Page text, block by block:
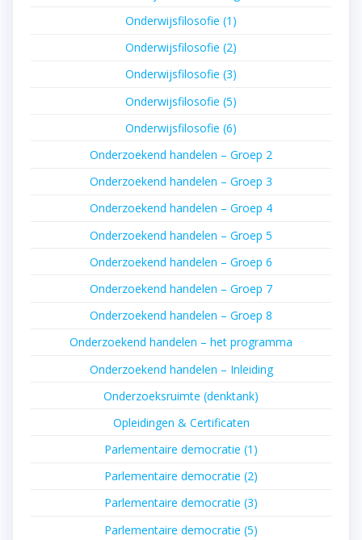
Onderwijsfilosofie (1)
Onderwijsfilosofie (2)
Onderwijsfilosofie (3)
Onderwijsfilosofie (5)
Onderwijsfilosofie (6)
Onderzoekend handelen – Groep 2
Onderzoekend handelen – Groep 3
Onderzoekend handelen – Groep 4
Onderzoekend handelen – Groep 5
Onderzoekend handelen – Groep 6
Onderzoekend handelen – Groep 7
Onderzoekend handelen – Groep 8
Onderzoekend handelen – het programma
Onderzoekend handelen – Inleiding
Onderzoeksruimte (denktank)
Opleidingen & Certificaten
Parlementaire democratie (1)
Parlementaire democratie (2)
Parlementaire democratie (3)
Parlementaire democratie (5)